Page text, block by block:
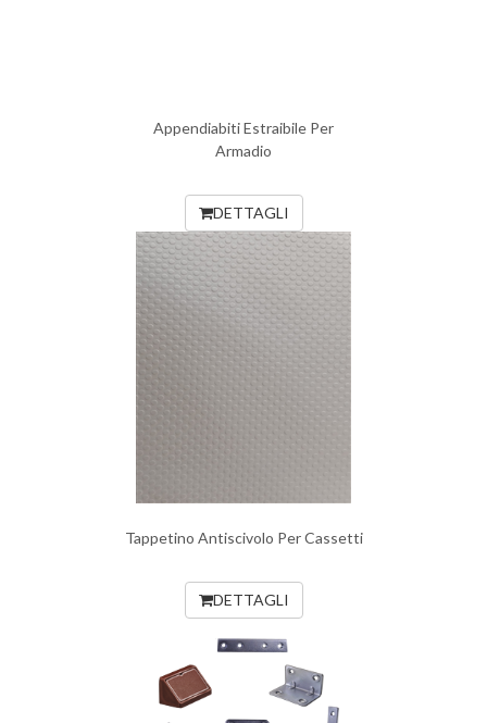
Appendiabiti Estraibile Per
Armadio
DETTAGLI
Tappetino Antiscivolo Per Cassetti
DETTAGLI